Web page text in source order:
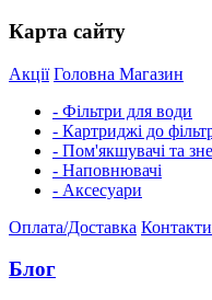
Карта сайту
Акції Головна Магазин
- Фільтри для води
- Картриджі до
- Пом'якшувачі та
- Наповнювачі
- Аксесуари
Оплата/Доставка Контакти
Блог